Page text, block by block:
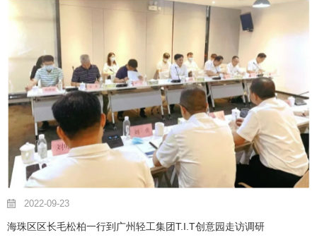
2022-09-23
海珠区区长毛松柏一行到广州轻工集团T.I.T创意园走访调研